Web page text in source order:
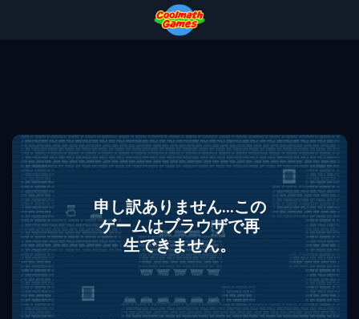
申し訳ありません...この
ゲームはブラウザで再
生できません。